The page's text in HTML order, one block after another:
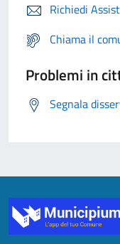
Richiedi
Chiama il
Problemi in
Segnala